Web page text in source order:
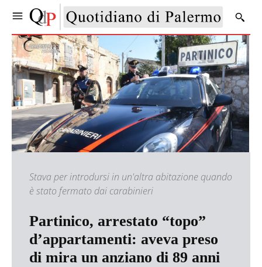
Stava per introdursi in un'altra abitazione quando
è stato fermato dai carabinieri
Partinico, arrestato “topo”
d’appartamenti: aveva preso
di mira un anziano di 89 anni